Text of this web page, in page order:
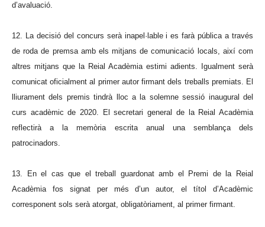
d’avaluació.
12. La decisió del concurs serà inapel·lable i es farà pública a través
de roda de premsa amb els mitjans de comunicació locals, així com
altres mitjans que la Reial Acadèmia estimi adients. Igualment serà
comunicat oficialment al primer autor firmant dels treballs premiats. El
lliurament dels premis tindrà lloc a la solemne sessió inaugural del
curs acadèmic de 2020. El secretari general de la Reial Acadèmia
reflectirà a la memòria escrita anual una semblança dels
patrocinadors.
13. En el cas que el treball guardonat amb el Premi de la Reial
Acadèmia fos signat per més d’un autor, el títol d’Acadèmic
corresponent sols serà atorgat, obligatòriament, al primer firmant.